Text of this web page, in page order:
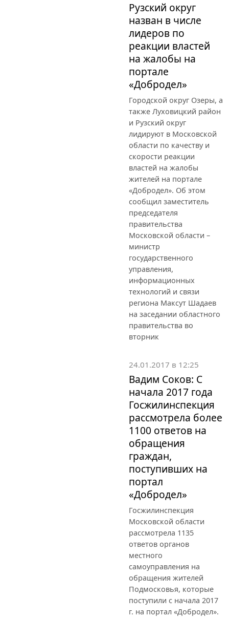
Рузский округ
назван в числе
лидеров по
реакции властей
на жалобы на
портале
«Добродел»
Городской округ Озеры, а
также Луховицкий район
и Рузский округ
лидируют в Московской
области по качеству и
скорости реакции
властей на жалобы
жителей на портале
«Добродел». Об этом
сообщил заместитель
председателя
правительства
Московской области –
министр
государственного
управления,
информационных
технологий и связи
региона Максут Шадаев
на заседании областного
правительства во
вторник
24.01.2017 в 12:25
Вадим Соков: С
начала 2017 года
Госжилинспекция
рассмотрела более
1100 ответов на
обращения
граждан,
поступивших на
портал
«Добродел»
Госжилинспекция
Московской области
рассмотрела 1135
ответов органов
местного
самоуправления на
обращения жителей
Подмосковья, которые
поступили с начала 2017
г. на портал «Добродел».